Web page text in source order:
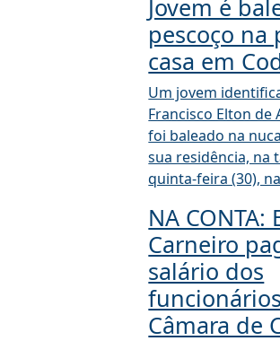
Jovem é
pescoço na
casa em
Um jovem
Francisco Elton de
foi baleado na
sua residência, na
quinta-feira (30),
NA CONTA:
Carneiro
salário dos
Câmara de